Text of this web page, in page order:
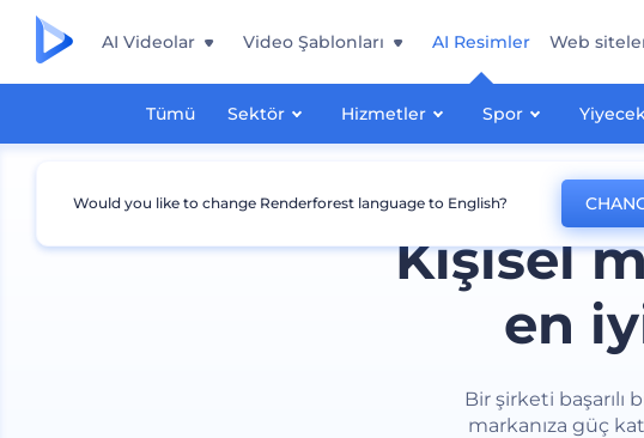
AI Videolar Video Şablonları AI Resimler
Tümü Sektör Hizmetler Spor
Web
Kişisel
en
Bir şirketi
markanıza güç
Would you like to change Renderforest language to English?